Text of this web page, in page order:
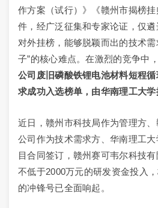
作方案（试行）》《赣州市揭榜
件，经广泛征集和专家论证，仅
对外挂榜，能够脱颖而出的技术
子”的核心难点。在激烈的竞争中，
公司废旧磷酸铁锂电池材料短程
求成功入选榜单，由华南理工大学
近日，赣州市科技局作为管理方
公司作为技术需求方、华南理工
目合同签订，赣州赛可韦尔科技
不低于2000万元的研发资金投入
的冲锋号已全面响起。